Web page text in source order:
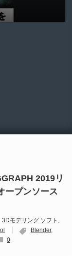
2019リ
ープンソース
3Dモデリング ソフト
Blender
0